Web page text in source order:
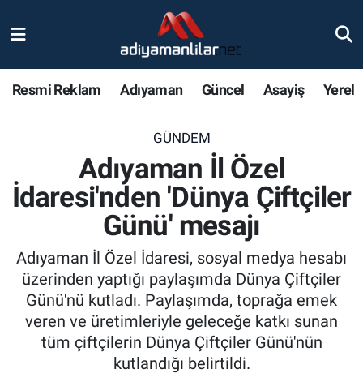
Resmi Reklam Adıyaman Güncel Asayiş Yerel
GÜNDEM
Adıyaman İl Özel
İdaresi'nden 'Dünya Çiftçiler
Günü' mesajı
Adıyaman İl Özel İdaresi, sosyal medya hesabı
üzerinden yaptığı paylaşımda Dünya Çiftçiler
Günü'nü kutladı. Paylaşımda, toprağa emek
veren ve üretimleriyle geleceğe katkı sunan
tüm çiftçilerin Dünya Çiftçiler Günü'nün
kutlandığı belirtildi.
Magazin
Bölge Haberleri
Gündem
Asayiş
Sağlık
Nöbetçi Eczaneler
Adiyaman Namaz Vakitleri
Trafik Durumu
Süper Lig Puan Durumu ve Fikstür
Tüm Manşetler
Son Dakika Haberleri
Haber Arşivi